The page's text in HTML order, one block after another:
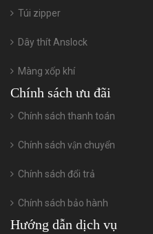
Túi zipper
Dây thít Anslock
Màng xốp khí
Chính sách ưu đãi
Chính sách thanh toán
Chính sách vận chuyển
Chính sách đổi trả
Chính sách bảo hành
Hướng dẫn dịch vụ